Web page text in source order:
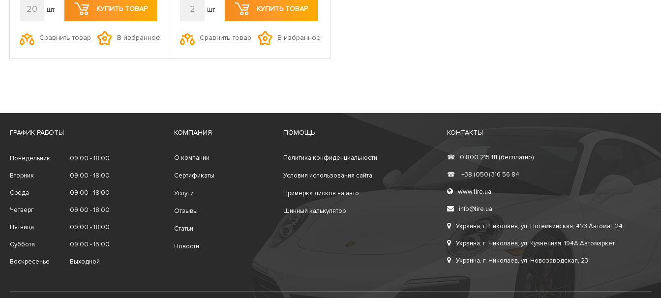
20 шт КУПИТЬ ТОВАР
Сравнить товар В избранное
2 шт КУПИТЬ ТОВАР
Сравнить товар В избранное
ГРАФИК РАБОТЫ
Понедельник 09:00 - 18:00
Вторник 09:00 - 18:00
Среда 09:00 - 18:00
Четверг 09:00 - 18:00
Пятница 09:00 - 18:00
Суббота 09:00 - 15:00
Воскресенье Выходной
КОМПАНИЯ
О компании
Сертификаты
Услуги
Отзывы
Статьи
Новости
ПОМОЩЬ
Политика конфиденциальности
Условия использования сайта
Примерка дисков на авто
Шинный калькулятор
КОНТАКТЫ
☎ 0 800 215 111 (бесплатно)
☎ +38 (050) 316 56 84
www.tire.ua
info@tire.ua
Украина, г. Николаев, ул. Потемкинская, 41/3 Автомаг 24.
Украина, г. Николаев, ул. Кузнечная, 194А Автомаркет.
Украина, г. Николаев, ул. Новозаводская, 23.